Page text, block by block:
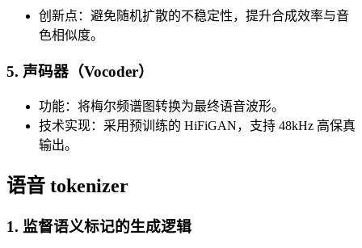
​​创新点​​：避免随机扩散的不稳定性，提升合成效率与音
色相似度。
5. ​​声码器（Vocoder）​​
​​功能​​：将梅尔频谱图转换为最终语音波形。
​​技术实现​​：采用预训练的 HiFiGAN，支持 48kHz 高保真
输出。
语音 tokenizer​
1. ​​监督语义标记的生成逻辑​​